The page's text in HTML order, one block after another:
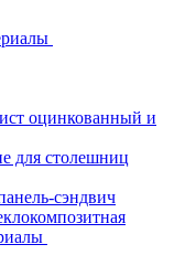
оцинкованный и
для столешниц
сэндвич